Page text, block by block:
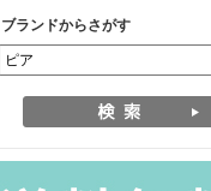
ブランドからさがす